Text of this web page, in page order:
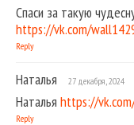
Спаси за такую
https://vk.com/
Reply
Наталья 27 декабря, 2024
Наталья https://
Reply